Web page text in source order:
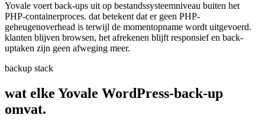
Yovale voert back-ups uit op bestandssysteemniveau buiten het
PHP-containerproces. dat betekent dat er geen PHP-
geheugenoverhead is terwijl de momentopname wordt uitgevoerd.
klanten blijven browsen, het afrekenen blijft responsief en back-
uptaken zijn geen afweging meer.
backup stack
wat elke Yovale WordPress-back-up
omvat.